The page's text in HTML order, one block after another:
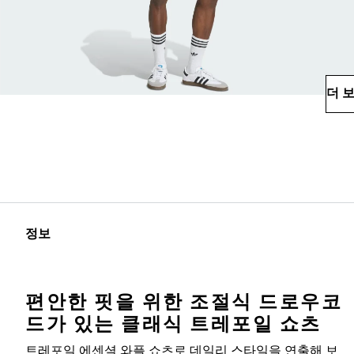
더
정보
편안한 핏을 위한 조절식 드로우코
드가 있는 클래식 트레포일 쇼츠